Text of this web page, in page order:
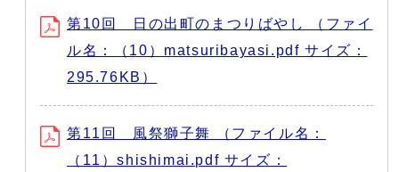
第10回 日の出町のまつりばやし （ファイ
ル名：（10）matsuribayasi.pdf サイズ：
295.76KB）
第11回 風祭獅子舞 （ファイル名：
（11）shishimai.pdf サイズ：